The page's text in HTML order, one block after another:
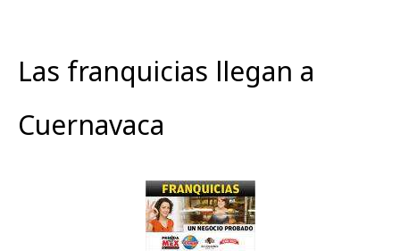
Las franquicias llegan a
Cuernavaca